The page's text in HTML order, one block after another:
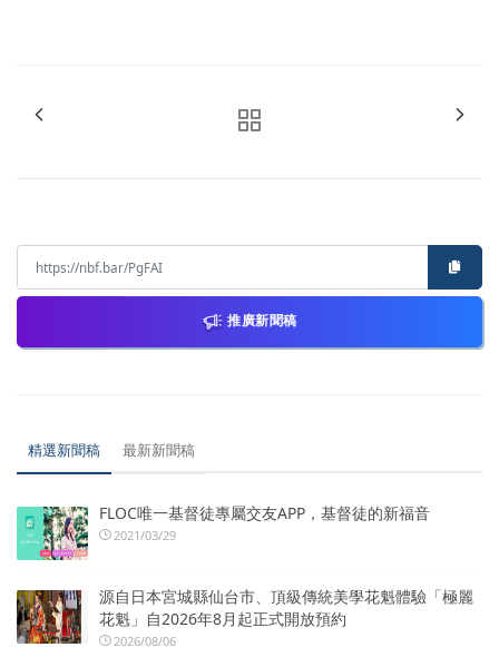
推廣新聞稿
精選新聞稿 最新新聞稿
FLOC唯一基督徒專屬交友APP，基督徒的新福音
2021/03/29
源自日本宮城縣仙台市、頂級傳統美學花魁體驗「極麗
花魁」自2026年8月起正式開放預約
2026/08/06